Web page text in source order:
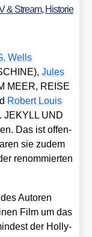
& Stream, Historie
Wells
Jules
MEER, REISE
Robert Lou­is
JEKYLL UND
Das ist offen­
sie zudem
renom­mier­ten
Autoren
Film um das
der Hol­ly­